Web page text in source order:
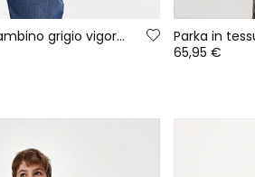
Giacca in spugna bambino grigio vigoré Game On
65,95 €